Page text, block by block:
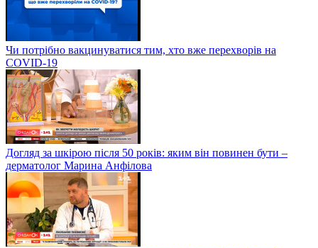
Чи потрібно вакцинуватися тим, хто вже перехворів на
COVID-19
Догляд за шкірою після 50 років: яким він повинен бути –
дерматолог Марина Анфілова